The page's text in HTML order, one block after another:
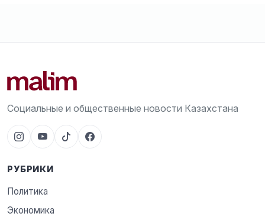
Социальные и общественные новости Казахстана
РУБРИКИ
Политика
Экономика